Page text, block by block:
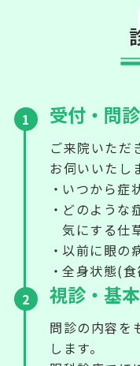
1 受付・問診
ご来院いただ
お伺いいたし
いつから症
どのような
気にする仕
以前に眼の
全身状態(
2
視診・基
問診の内容を
します。